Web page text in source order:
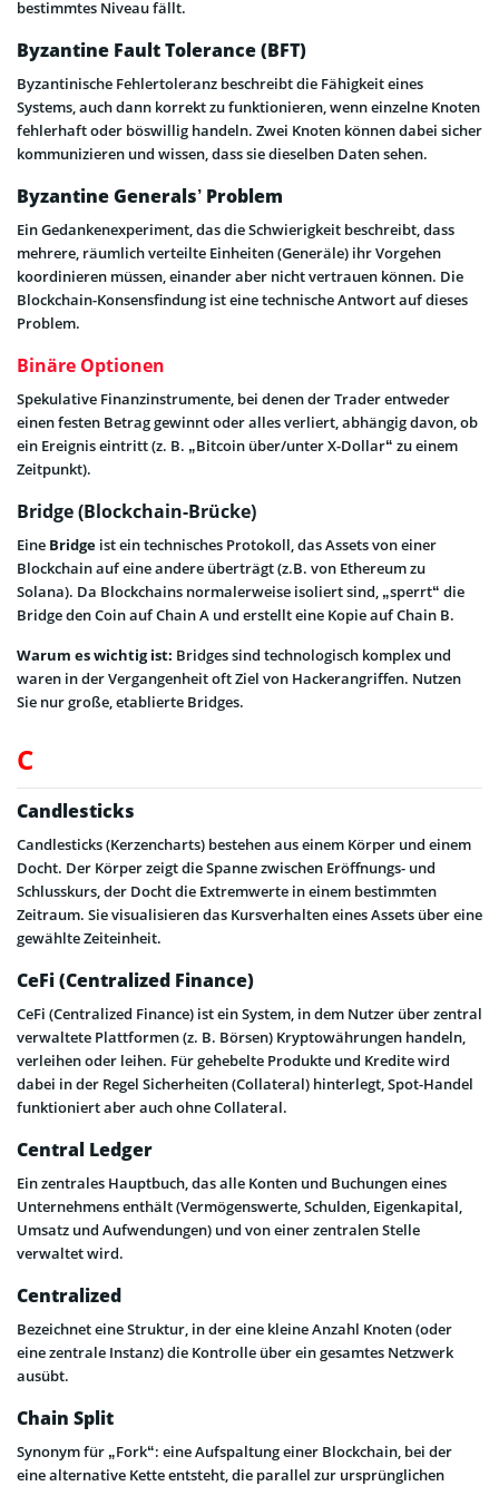
bestimmtes Niveau fällt.
Byzantine Fault Tolerance (BFT)
Byzantinische Fehlertoleranz beschreibt die Fähigkeit eines
Systems, auch dann korrekt zu funktionieren, wenn einzelne Knoten
fehlerhaft oder böswillig handeln. Zwei Knoten können dabei sicher
kommunizieren und wissen, dass sie dieselben Daten sehen.
Byzantine Generals’ Problem
Ein Gedankenexperiment, das die Schwierigkeit beschreibt, dass
mehrere, räumlich verteilte Einheiten (Generäle) ihr Vorgehen
koordinieren müssen, einander aber nicht vertrauen können. Die
Blockchain-Konsensfindung ist eine technische Antwort auf dieses
Problem.
Binäre Optionen
Spekulative Finanzinstrumente, bei denen der Trader entweder
einen festen Betrag gewinnt oder alles verliert, abhängig davon, ob
ein Ereignis eintritt (z. B. „Bitcoin über/unter X-Dollar“ zu einem
Zeitpunkt).
Bridge (Blockchain-Brücke)
Eine Bridge ist ein technisches Protokoll, das Assets von einer
Blockchain auf eine andere überträgt (z.B. von Ethereum zu
Solana). Da Blockchains normalerweise isoliert sind, „sperrt“ die
Bridge den Coin auf Chain A und erstellt eine Kopie auf Chain B.
Warum es wichtig ist: Bridges sind technologisch komplex und
waren in der Vergangenheit oft Ziel von Hackerangriffen. Nutzen
Sie nur große, etablierte Bridges.
C
Candlesticks
Candlesticks (Kerzencharts) bestehen aus einem Körper und einem
Docht. Der Körper zeigt die Spanne zwischen Eröffnungs- und
Schlusskurs, der Docht die Extremwerte in einem bestimmten
Zeitraum. Sie visualisieren das Kursverhalten eines Assets über eine
gewählte Zeiteinheit.
CeFi (Centralized Finance)
CeFi (Centralized Finance) ist ein System, in dem Nutzer über zentral
verwaltete Plattformen (z. B. Börsen) Kryptowährungen handeln,
verleihen oder leihen. Für gehebelte Produkte und Kredite wird
dabei in der Regel Sicherheiten (Collateral) hinterlegt, Spot-Handel
funktioniert aber auch ohne Collateral.
Central Ledger
Ein zentrales Hauptbuch, das alle Konten und Buchungen eines
Unternehmens enthält (Vermögenswerte, Schulden, Eigenkapital,
Umsatz und Aufwendungen) und von einer zentralen Stelle
verwaltet wird.
Centralized
Bezeichnet eine Struktur, in der eine kleine Anzahl Knoten (oder
eine zentrale Instanz) die Kontrolle über ein gesamtes Netzwerk
ausübt.
Chain Split
Synonym für „Fork“: eine Aufspaltung einer Blockchain, bei der
eine alternative Kette entsteht, die parallel zur ursprünglichen